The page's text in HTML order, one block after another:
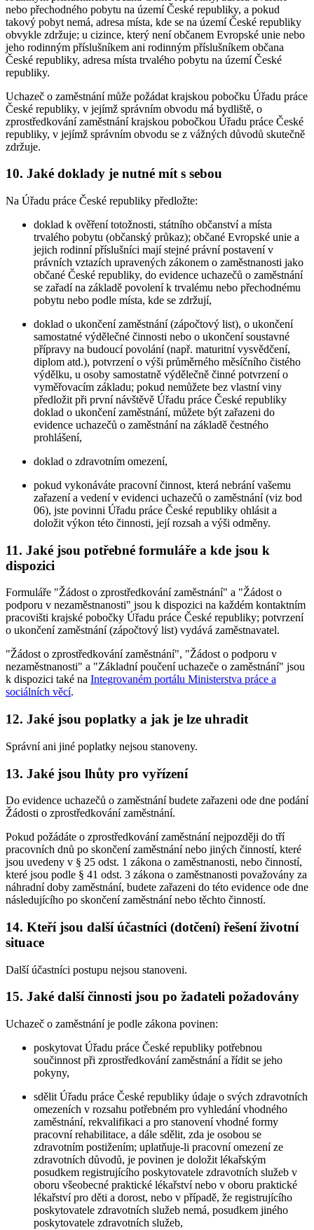
nebo přechodného pobytu na území České republiky, a pokud
takový pobyt nemá, adresa místa, kde se na území České republiky
obvykle zdržuje; u cizince, který není občanem Evropské unie nebo
jeho rodinným příslušníkem ani rodinným příslušníkem občana
České republiky, adresa místa trvalého pobytu na území České
republiky.
Uchazeč o zaměstnání může požádat krajskou pobočku Úřadu práce
České republiky, v jejímž správním obvodu má bydliště, o
zprostředkování zaměstnání krajskou pobočkou Úřadu práce České
republiky, v jejímž správním obvodu se z vážných důvodů skutečně
zdržuje.
10. Jaké doklady je nutné mít s sebou
Na Úřadu práce České republiky předložte:
doklad k ověření totožnosti, státního občanství a místa
trvalého pobytu (občanský průkaz); občané Evropské unie a
jejich rodinní příslušníci mají stejné právní postavení v
právních vztazích upravených zákonem o zaměstnanosti jako
občané České republiky, do evidence uchazečů o zaměstnání
se zařadí na základě povolení k trvalému nebo přechodnému
pobytu nebo podle místa, kde se zdržují,
doklad o ukončení zaměstnání (zápočtový list), o ukončení
samostatné výdělečné činnosti nebo o ukončení soustavné
přípravy na budoucí povolání (např. maturitní vysvědčení,
diplom atd.), potvrzení o výši průměrného měsíčního čistého
výdělku, u osoby samostatně výdělečně činné potvrzení o
vyměřovacím základu; pokud nemůžete bez vlastní viny
předložit při první návštěvě Úřadu práce České republiky
doklad o ukončení zaměstnání, můžete být zařazeni do
evidence uchazečů o zaměstnání na základě čestného
prohlášení,
doklad o zdravotním omezení,
pokud vykonáváte pracovní činnost, která nebrání vašemu
zařazení a vedení v evidenci uchazečů o zaměstnání (viz bod
06), jste povinni Úřadu práce České republiky ohlásit a
doložit výkon této činnosti, její rozsah a výši odměny.
11. Jaké jsou potřebné formuláře a kde jsou k
dispozici
Formuláře "Žádost o zprostředkování zaměstnání" a "Žádost o
podporu v nezaměstnanosti" jsou k dispozici na každém kontaktním
pracovišti krajské pobočky Úřadu práce České republiky; potvrzení
o ukončení zaměstnání (zápočtový list) vydává zaměstnavatel.
"Žádost o zprostředkování zaměstnání", "Žádost o podporu v
nezaměstnanosti" a "Základní poučení uchazeče o zaměstnání" jsou
k dispozici také na Integrovaném portálu Ministerstva práce a
sociálních věcí.
12. Jaké jsou poplatky a jak je lze uhradit
Správní ani jiné poplatky nejsou stanoveny.
13. Jaké jsou lhůty pro vyřízení
Do evidence uchazečů o zaměstnání budete zařazeni ode dne podání
Žádosti o zprostředkování zaměstnání.
Pokud požádáte o zprostředkování zaměstnání nejpozději do tří
pracovních dnů po skončení zaměstnání nebo jiných činností, které
jsou uvedeny v § 25 odst. 1 zákona o zaměstnanosti, nebo činností,
které jsou podle § 41 odst. 3 zákona o zaměstnanosti považovány za
náhradní doby zaměstnání, budete zařazeni do této evidence ode dne
následujícího po skončení zaměstnání nebo těchto činností.
14. Kteří jsou další účastníci (dotčení) řešení životní
situace
Další účastníci postupu nejsou stanoveni.
15. Jaké další činnosti jsou po žadateli požadovány
Uchazeč o zaměstnání je podle zákona povinen:
poskytovat Úřadu práce České republiky potřebnou
součinnost při zprostředkování zaměstnání a řídit se jeho
pokyny,
sdělit Úřadu práce České republiky údaje o svých zdravotních
omezeních v rozsahu potřebném pro vyhledání vhodného
zaměstnání, rekvalifikaci a pro stanovení vhodné formy
pracovní rehabilitace, a dále sdělit, zda je osobou se
zdravotním postižením; uplatňuje-li pracovní omezení ze
zdravotních důvodů, je povinen je doložit lékařským
posudkem registrujícího poskytovatele zdravotních služeb v
oboru všeobecné praktické lékařství nebo v oboru praktické
lékařství pro děti a dorost, nebo v případě, že registrujícího
poskytovatele zdravotních služeb nemá, posudkem jiného
poskytovatele zdravotních služeb,